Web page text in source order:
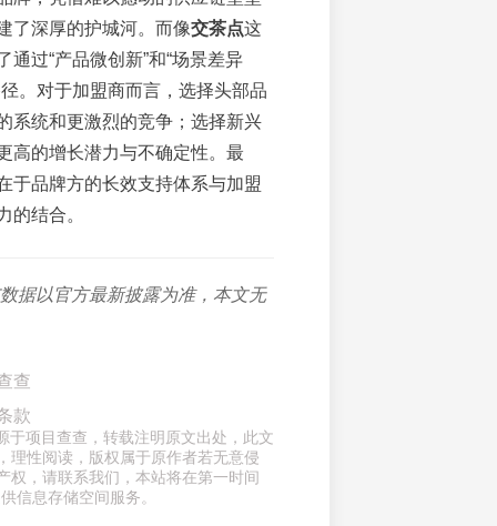
了深厚的护城河。而像交茶点这
通过“产品微创新”和“场景差异
。对于加盟商而言，选择头部品
系统和更激烈的竞争；选择新兴
高的增长潜力与不确定性。最
于品牌方的长效支持体系与加盟
的结合。
据以官方最新披露为准，本文无
查
款
于项目查查，转载注明原文出处，此文
理性阅读，版权属于原作者若无意侵
权，请联系我们，本站将在第一时间
信息存储空间服务。